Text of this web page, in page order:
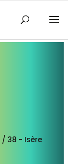
/ 38 - Isère